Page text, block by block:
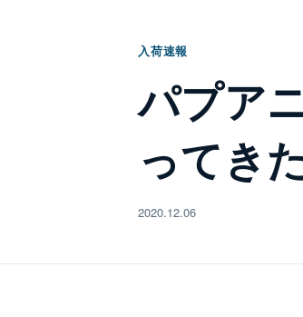
入荷速報
パプア
ってき
2020.12.06